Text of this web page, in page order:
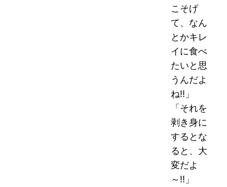
こそげ
て、なん
とかキレ
イに食べ
たいと思
うんだよ
ね!!」
「それを
剥き身に
するとな
ると、大
変だよ
～!!」